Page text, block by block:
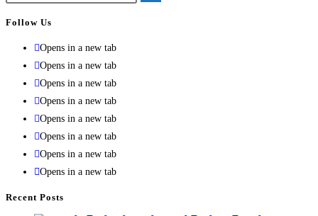
Follow Us
Opens in a new tab
Opens in a new tab
Opens in a new tab
Opens in a new tab
Opens in a new tab
Opens in a new tab
Opens in a new tab
Opens in a new tab
Recent Posts